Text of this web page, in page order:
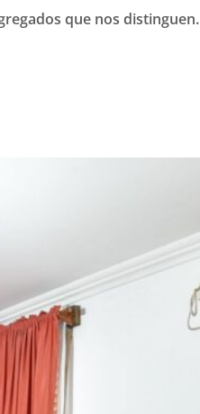
que nos distinguen.